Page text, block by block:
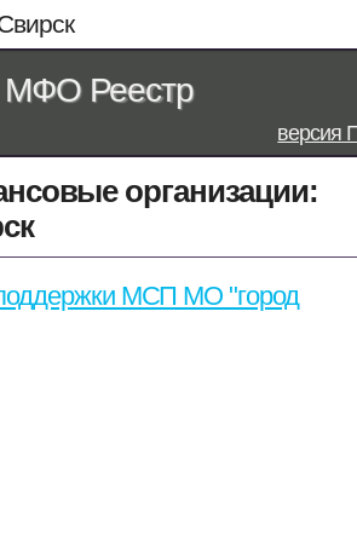
МФО Реестр
версия
организации:
МСП МО "город